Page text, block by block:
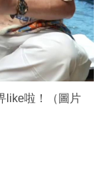
like啦！（圖片